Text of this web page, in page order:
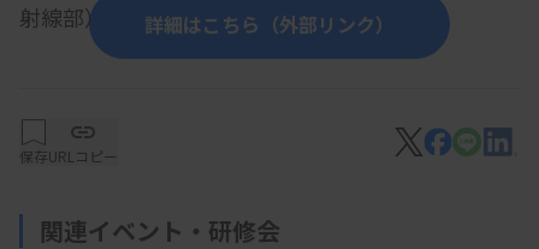
射線部）
・講演3：肝炎医療コーディネーターとして気づけ
松永滝平 技師（多久小城医療企業団 公立佐
・講演4：肝疾患診療の変化とともに考える －肝臓
詳細はこちら（外部リンク）
保存URLコピー
関連イベント・研修会